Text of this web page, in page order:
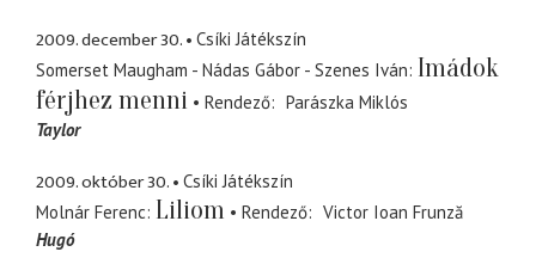
2009. december 30.
Csíki Játékszín
Somerset Maugham - Nádas Gábor - Szenes Iván Imádok
férjhez menni
Rendező
Parászka Miklós
Taylor
2009. október 30.
Csíki Játékszín
Molnár Ferenc Liliom Rendező
Victor Ioan Frunză
Hugó